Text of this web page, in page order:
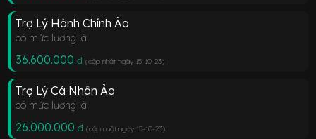
Trợ Lý Hành Chính Ảo
có mức lương là
36.600.000 đ (cập nhật ngày 15-10-23)
Trợ Lý Cá Nhân Ảo
có mức lương là
26.000.000 đ (cập nhật ngày 15-10-23)